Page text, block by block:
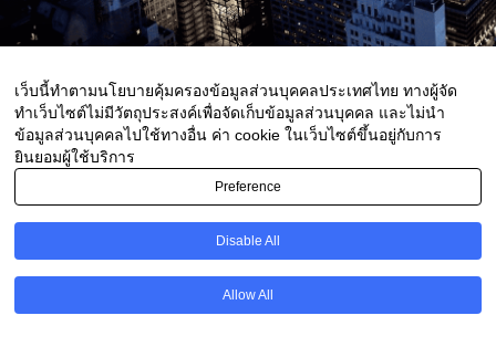
เว็บนี้ทำตามนโยบายคุ้มครองข้อมูลส่วนบุคคลประเทศไทย ทางผู้จัด
ทำเว็บไซต์ไม่มีวัตถุประสงค์เพื่อจัดเก็บข้อมูลส่วนบุคคล และไม่นำ
ข้อมูลส่วนบุคคลไปใช้ทางอื่น ค่า cookie ในเว็บไซต์ขึ้นอยู่กับการ
ยินยอมผู้ใช้บริการ
Preference
Disable All
Allow All